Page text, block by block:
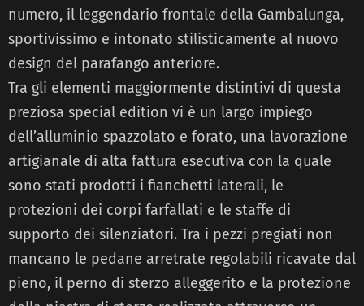
numero, il leggendario frontale della Gambalunga,
sportivissimo e intonato stilisticamente al nuovo
design del parafango anteriore.
Tra gli elementi maggiormente distintivi di questa
preziosa special edition vi è un largo impiego
dell’alluminio spazzolato e forato, una lavorazione
artigianale di alta fattura esecutiva con la quale
sono stati prodotti i fianchetti laterali, le
protezioni dei corpi farfallati e le staffe di
supporto dei silenziatori. Tra i pezzi pregiati non
mancano le pedane arretrate regolabili ricavate dal
pieno, il perno di sterzo alleggerito e la protezione